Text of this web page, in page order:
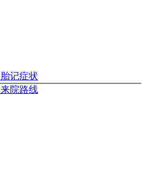
胎记症状
来院路线